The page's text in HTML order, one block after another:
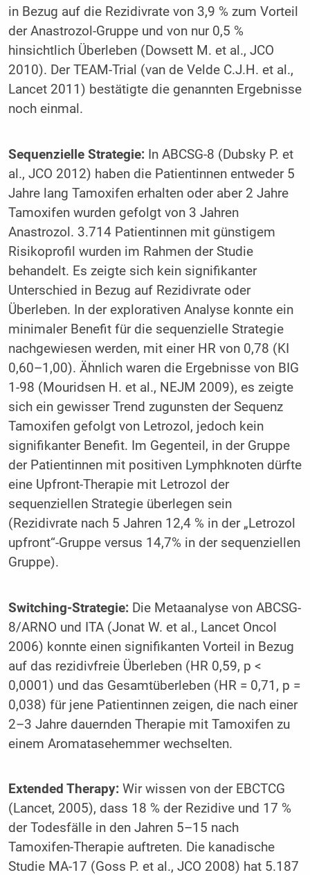
in Bezug auf die Rezidivrate von 3,9 % zum Vorteil
der Anastrozol-Gruppe und von nur 0,5 %
hinsichtlich Überleben (Dowsett M. et al., JCO
2010). Der TEAM-Trial (van de Velde C.J.H. et al.,
Lancet 2011) bestätigte die genannten Ergebnisse
noch einmal.
Sequenzielle Strategie:In ABCSG-8 (Dubsky P. et
al., JCO 2012) haben die Patientinnen entweder 5
Jahre lang Tamoxifen erhalten oder aber 2 Jahre
Tamoxifen wurden gefolgt von 3 Jahren
Anastrozol. 3.714 Patientinnen mit günstigem
Risikoprofil wurden im Rahmen der Studie
behandelt. Es zeigte sich kein signifikanter
Unterschied in Bezug auf Rezidivrate oder
Überleben. In der explorativen Analyse konnte ein
minimaler Benefit für die sequenzielle Strategie
nachgewiesen werden, mit einer HR von 0,78 (KI
0,60–1,00). Ähnlich waren die Ergebnisse von BIG
1-98 (Mouridsen H. et al., NEJM 2009), es zeigte
sich ein gewisser Trend zugunsten der Sequenz
Tamoxifen gefolgt von Letrozol, jedoch kein
signifikanter Benefit. Im Gegenteil, in der Gruppe
der Patientinnen mit positiven Lymphknoten dürfte
eine Upfront-Therapie mit Letrozol der
sequenziellen Strategie überlegen sein
(Rezidivrate nach 5 Jahren 12,4 % in der „Letrozol
upfront“-Gruppe versus 14,7% in der sequenziellen
Gruppe).
Switching-Strategie:Die Metaanalyse von ABCSG-
8/ARNO und ITA (Jonat W. et al., Lancet Oncol
2006) konnte einen signifikanten Vorteil in Bezug
auf das rezidivfreie Überleben (HR 0,59, p <
0,0001) und das Gesamtüberleben (HR = 0,71, p =
0,038) für jene Patientinnen zeigen, die nach einer
2–3 Jahre dauernden Therapie mit Tamo­xifen zu
einem Aromatasehemmer wechselten.
Extended Therapy:Wir wissen von der EBCTCG
(Lancet, 2005), dass 18 % der Rezidive und 17 %
der Todesfälle in den Jahren 5–15 nach
Tamoxifen-Therapie auftreten. Die kanadische
Studie MA-17 (Goss P. et al., JCO 2008) hat 5.187